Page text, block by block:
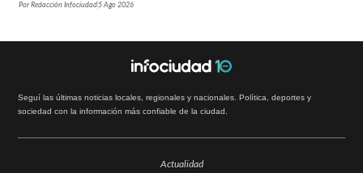
PorRedacción Infociudad5 Ago 2026
Seguí las últimas noticias locales, regionales y nacionales. Política, deportes y
sociedad con la información más confiable de la ciudad.
Actualidad